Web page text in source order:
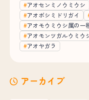
アオセンミノウミウシ
アオボシミドリガイ
アオモウミウシ属の一
アオモンツガルウミウ
アオヤガラ
アーカイブ